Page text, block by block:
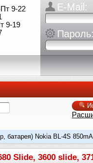
9-22
9-19
E-Mail:
Пароль:
батарея) Nokia BL-4S
Slide, 3600 slide,